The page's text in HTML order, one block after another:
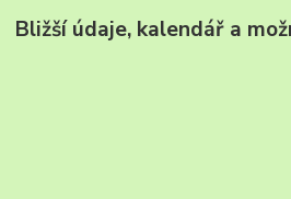
Bližší údaje, kalendář a